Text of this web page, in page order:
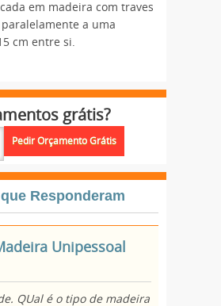
em madeira com traves
a uma
cm entre si.
grátis?
Responderam
Unipessoal
QUal é o tipo de madeira